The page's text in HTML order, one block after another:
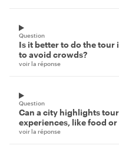
Question
Is it better to do the
to avoid crowds?
voir la réponse
Question
Can a city highlights
experiences, like food
voir la réponse